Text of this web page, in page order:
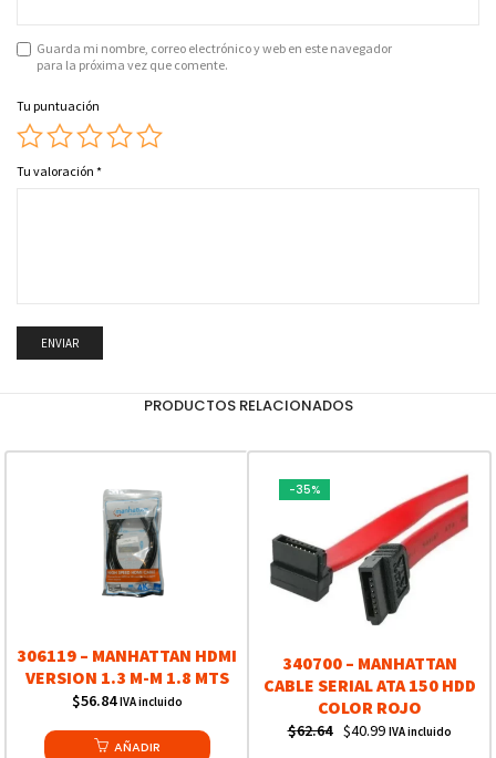
Guarda mi nombre, correo electrónico y web en este navegador
para la próxima vez que comente.
Tu puntuación
Tu valoración *
PRODUCTOS RELACIONADOS
306119 – MANHATTAN HDMI
VERSION 1.3 M-M 1.8 MTS
$56.84 IVA incluido
AÑADIR
-35%
340700 – MANHATTAN
CABLE SERIAL ATA 150 HDD
COLOR ROJO
$62.64 Original
$40.99Current
IVA incluido